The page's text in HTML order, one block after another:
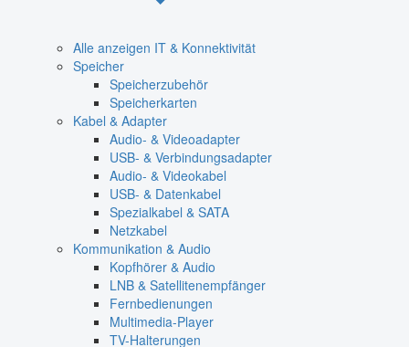
Alle anzeigen IT & Konnektivität
Speicher
Speicherzubehör
Speicherkarten
Kabel & Adapter
Audio- & Videoadapter
USB- & Verbindungsadapter
Audio- & Videokabel
USB- & Datenkabel
Spezialkabel & SATA
Netzkabel
Kommunikation & Audio
Kopfhörer & Audio
LNB & Satellitenempfänger
Fernbedienungen
Multimedia-Player
TV-Halterungen